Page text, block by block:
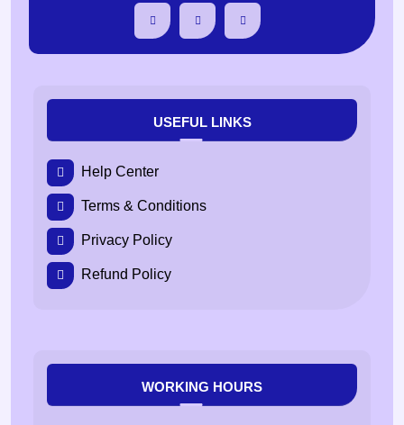
USEFUL LINKS
Help Center
Terms & Conditions
Privacy Policy
Refund Policy
WORKING HOURS